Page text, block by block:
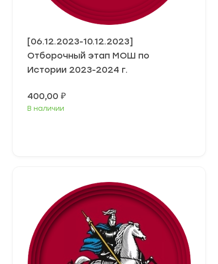
[06.12.2023-10.12.2023]
Отборочный этап МОШ по
Истории 2023-2024 г.
400,00 ₽
В наличии